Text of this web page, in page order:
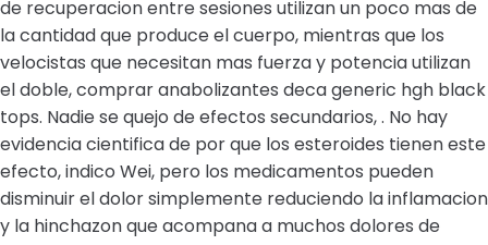
de recuperacion entre sesiones utilizan un poco mas de
la cantidad que produce el cuerpo, mientras que los
velocistas que necesitan mas fuerza y potencia utilizan
el doble, comprar anabolizantes deca generic hgh black
tops. Nadie se quejo de efectos secundarios, . No hay
evidencia cientifica de por que los esteroides tienen este
efecto, indico Wei, pero los medicamentos pueden
disminuir el dolor simplemente reduciendo la inflamacion
y la hinchazon que acompana a muchos dolores de